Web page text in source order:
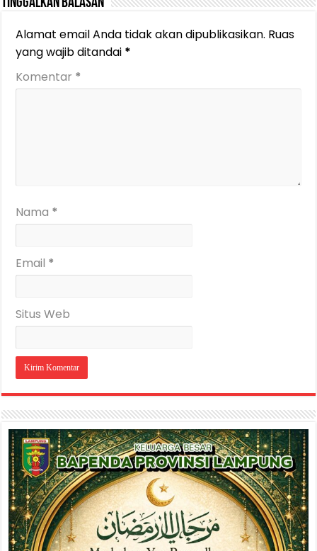
Alamat email Anda tidak akan dipublikasikan. Ruas
yang wajib ditandai *
Komentar *
Nama *
Email *
Situs Web